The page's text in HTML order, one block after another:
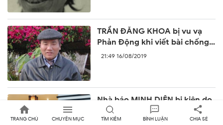
TRANG CHỦ CHUYÊN MỤC TÌM KIẾM BÌNH LUẬN CHIA SẺ
TRẦN ĐĂNG KHOA bị vu vạ
Phản Động khi viết bài chống
lại sự ngang ngược của Trung
21:49 16/08/2019
Nhà báo MINH DIỆN bị kiện do
đâu?